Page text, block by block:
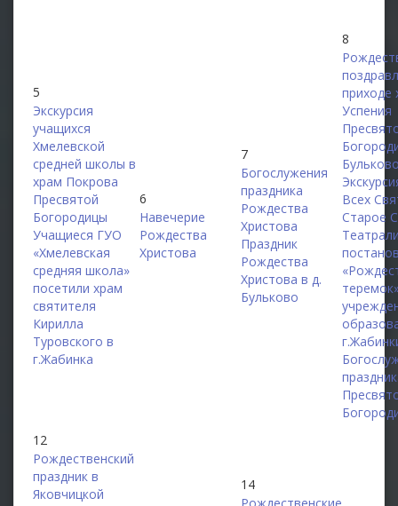
5
Экскурсия
учащихся
Хмелевской
средней школы в
храм Покрова
Пресвятой
Богородицы
Учащиеся ГУО
«Хмелевская
средняя школа»
посетили храм
святителя
Кирилла
Туровского в
г.Жабинка
6
Навечерие
Рождества
Христова
7
Богослужения
праздника
Рождества
Христова
Праздник
Рождества
Христова в д.
Бульково
8
приходе
Успения
Всех
Старое
12
Рождественский
праздник в
Яковчицкой
14